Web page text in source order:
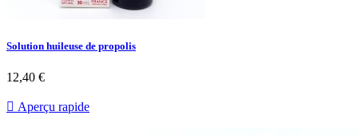
Solution huileuse de propolis
12,40 €
 Aperçu rapide